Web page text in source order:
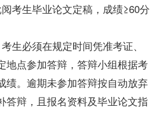
阅考生毕业论文定稿，成绩≥60分
生必须在规定时间凭准考证、
地点参加答辩，答辩小组根据考
绩。逾期未参加答辩按自动放弃
答辩，且报名资料及毕业论文指